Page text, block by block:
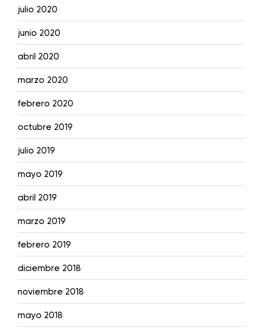
julio 2020
junio 2020
abril 2020
marzo 2020
febrero 2020
octubre 2019
julio 2019
mayo 2019
abril 2019
marzo 2019
febrero 2019
diciembre 2018
noviembre 2018
mayo 2018